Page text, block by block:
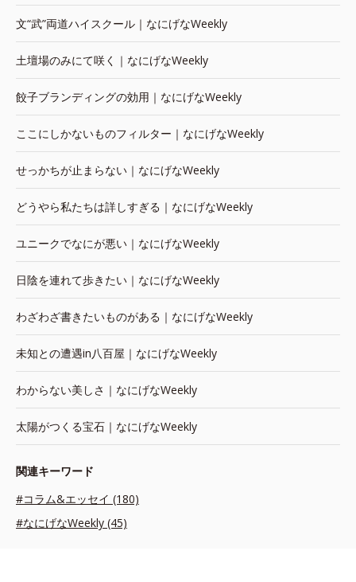
文“武”両道ハイスクール｜なにげなWeekly
土壇場のみにて咲く｜なにげなWeekly
餃子ブランディングの効用｜なにげなWeekly
ここにしかないものフィルター｜なにげなWeekly
せっかちが止まらない｜なにげなWeekly
どうやら私たちは詳しすぎる｜なにげなWeekly
ユニークでなにが悪い｜なにげなWeekly
日陰を連れて歩きたい｜なにげなWeekly
わざわざ書きたいものがある｜なにげなWeekly
未知との遭遇in八百屋｜なにげなWeekly
わからない美しさ｜なにげなWeekly
太陽がつくる宝石｜なにげなWeekly
関連キーワード
#コラム&エッセイ (180)
#なにげなWeekly (45)